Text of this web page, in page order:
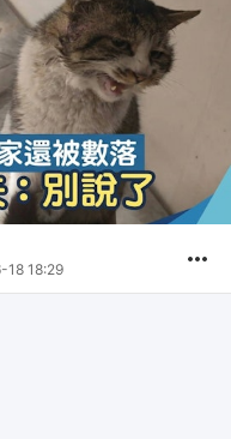
18:29